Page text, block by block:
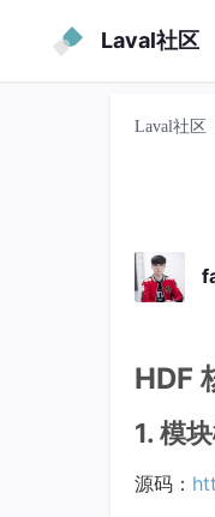
Laval社区
Laval社区
HDF
1. 模
源码：